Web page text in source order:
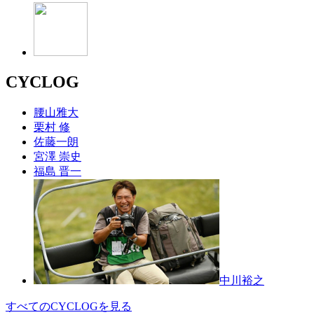
CYCLOG
腰山雅大
栗村 修
佐藤一朗
宮澤 崇史
福島 晋一
中川裕之
すべてのCYCLOGを見る